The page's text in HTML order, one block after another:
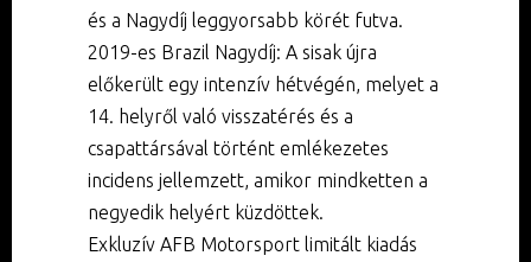
és a Nagydíj leggyorsabb körét futva.
2019-es Brazil Nagydíj: A sisak újra
előkerült egy intenzív hétvégén, melyet a
14. helyről való visszatérés és a
csapattársával történt emlékezetes
incidens jellemzett, amikor mindketten a
negyedik helyért küzdöttek.
Exkluzív AFB Motorsport limitált kiadás